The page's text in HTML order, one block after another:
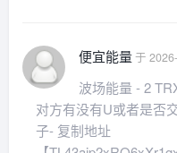
便宜能量于
波场能量 - 2
对方有没有U或者是否
子- 复制地址